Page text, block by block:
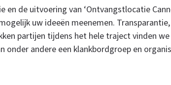
en de uitvoering van ‘Ontvangstlocatie
uw ideeën meenemen.
partijen tijdens het hele traject vinden
onder andere een klankbordgroep en